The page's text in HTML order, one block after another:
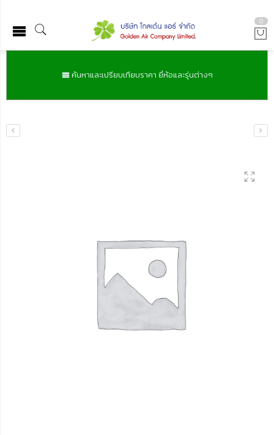
0
ค้นหาและเปรียบเทียบราคา ยี่ห้อและรุ่นต่างๆ